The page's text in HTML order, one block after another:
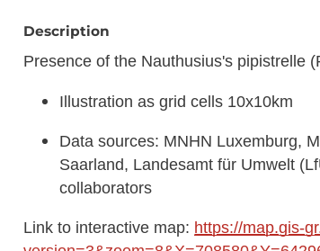
Description
Presence of the Nauthusius's pipistrelle
Illustration as grid cells 10x10km
Data sources: MNHN Luxemburg,
Saarland, Landesamt für Umwelt
collaborators
Link to interactive map: https://map.gis-